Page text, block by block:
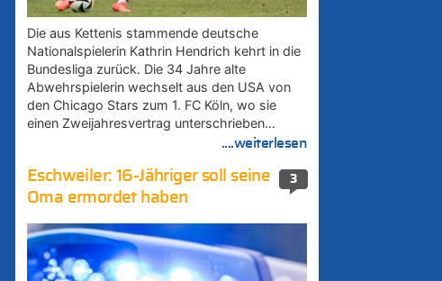
Die aus Kettenis stammende deutsche
Nationalspielerin Kathrin Hendrich kehrt in die
Bundesliga zurück. Die 34 Jahre alte
Abwehrspielerin wechselt aus den USA von
den Chicago Stars zum 1. FC Köln, wo sie
einen Zweijahresvertrag unterschrieben…
....weiterlesen
3
Eschweiler: 16-Jähriger soll seine
Oma ermordet haben